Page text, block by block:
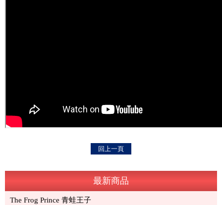
回上一頁
最新商品
The Frog Prince 青蛙王子